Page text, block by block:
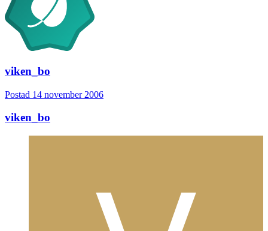
viken_bo
Postad 14 november 2006
viken_bo